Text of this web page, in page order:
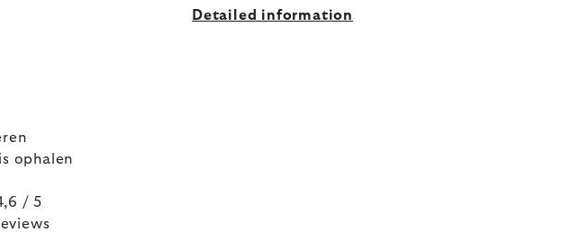
Detailed information
ophalen
/ 5